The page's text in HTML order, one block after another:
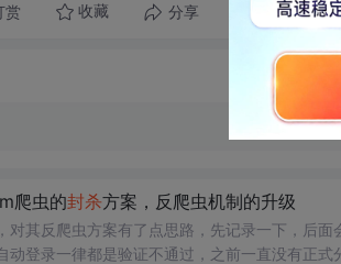
赏 收藏 分享 转发到动态
爬虫的封杀方案，反爬虫机制的升级
对其反爬虫方案有了点思路，先记录一下，后面会持续进行分析。 众所周知目
动登录一律都是验证不通过，之前一直没有正